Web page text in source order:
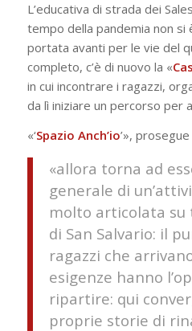
L’educativa di strada dei
tempo della pandemia non
portata avanti per le vie del
completo, c’è di nuovo la «
in cui incontrare i ragazzi,
da lì iniziare un percorso per
«‘Spazio Anch’io’»,
«allora torna ad
generale di
molto articolata
di San Salvario: il
ragazzi che
esigenze hanno
ripartire: qui
proprie storie di